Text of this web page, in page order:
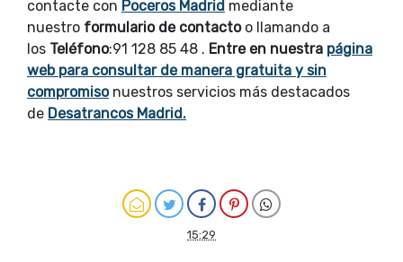
contacte con Poceros Madrid mediante
nuestro formulario de contactoo llamando a
los Teléfono:91 128 85 48 . Entre en nuestra página
web para consultar de manera gratuita y sin
compromiso nuestros servicios más destacados
de Desatrancos Madrid.
15:29